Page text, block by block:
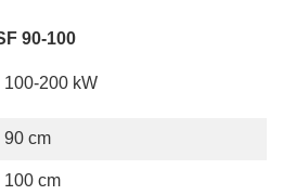
90-100
100-200 kW
90 cm
100 cm